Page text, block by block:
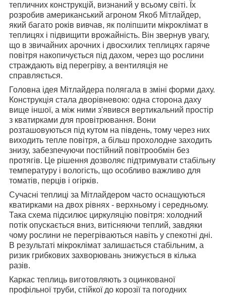
тепличних конструкцій, визнаний у всьому світі. Їх
розробив американський агроном Якоб Мітлайдер,
який багато років вивчав, як поліпшити мікроклімат в
теплицях і підвищити врожайність. Він звернув увагу,
що в звичайних арочних і двосхилих теплицях гаряче
повітря накопичується під дахом, через що рослини
страждають від перегріву, а вентиляція не
справляється.
Головна ідея Мітлайдера полягала в зміні форми даху.
Конструкція стала дворівневою: одна сторона даху
вище іншої, а між ними з'явився вертикальний простір
з кватирками для провітрювання. Вони
розташовуються під кутом на південь, тому через них
виходить тепле повітря, а більш прохолодне заходить
знизу, забезпечуючи постійний повітрообмін без
протягів. Це рішення дозволяє підтримувати стабільну
температуру і вологість, що особливо важливо для
томатів, перців і огірків.
Сучасні теплиці за Мітлайдером часто оснащуються
кватирками на двох рівнях - верхньому і середньому.
Така схема підсилює циркуляцію повітря: холодний
потік опускається вниз, витісняючи теплий, завдяки
чому рослини не перегріваються навіть у спекотні дні.
В результаті мікроклімат залишається стабільним, а
ризик грибкових захворювань знижується в кілька
разів.
Каркас теплиць виготовляють з оцинкованої
профільної труби, стійкої до корозії та погодних